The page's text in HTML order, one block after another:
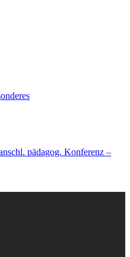
pädagog. Konferenz –